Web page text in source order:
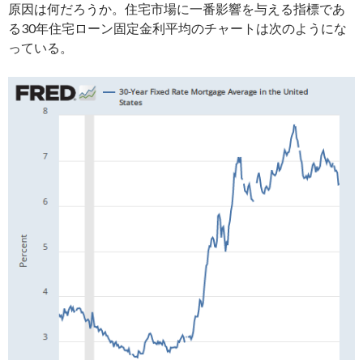
原因は何だろうか。住宅市場に一番影響を与える指標であ
る30年住宅ローン固定金利平均のチャートは次のようにな
っている。